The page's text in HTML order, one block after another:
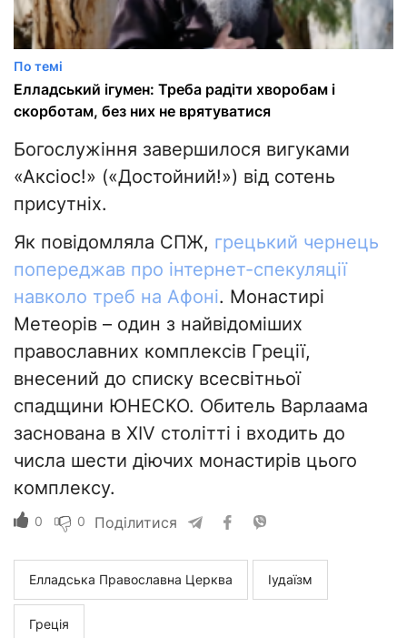
По темі
Елладський ігумен: Треба радіти хворобам і
скорботам, без них не врятуватися
Богослужіння завершилося вигуками
«Аксіос!» («Достойний!») від сотень
присутніх.
Як повідомляла СПЖ, грецький чернець
попереджав про інтернет-спекуляції
навколо треб на Афоні. Монастирі
Метеорів – один з найвідоміших
православних комплексів Греції,
внесений до списку всесвітньої
спадщини ЮНЕСКО. Обитель Варлаама
заснована в XIV столітті і входить до
числа шести діючих монастирів цього
комплексу.
0 0 Поділитися
Елладська Православна Церква Іудаїзм
Греція